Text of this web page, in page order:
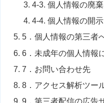
4-3. 個人情報の廃棄
4-4. 個人情報の開
5．個人情報の第三者
6．未成年の個人情報
7．お問い合わせ先
8．アクセス解析ツー
9．第三者配信の広告